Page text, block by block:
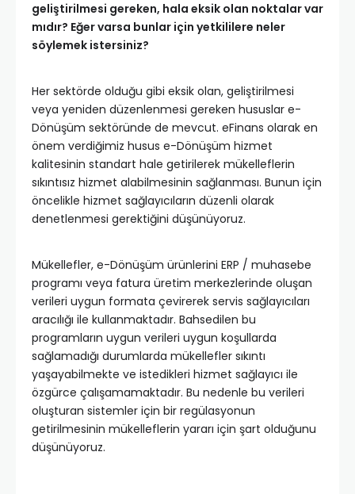
geliştirilmesi gereken, hala eksik olan noktalar var
mıdır? Eğer varsa bunlar için yetkililere neler
söylemek istersiniz?
Her sektörde olduğu gibi eksik olan, geliştirilmesi
veya yeniden düzenlenmesi gereken hususlar e-
Dönüşüm sektöründe de mevcut. eFinans olarak en
önem verdiğimiz husus e-Dönüşüm hizmet
kalitesinin standart hale getirilerek mükelleflerin
sıkıntısız hizmet alabilmesinin sağlanması. Bunun için
öncelikle hizmet sağlayıcıların düzenli olarak
denetlenmesi gerektiğini düşünüyoruz.
Mükellefler, e-Dönüşüm ürünlerini ERP / muhasebe
programı veya fatura üretim merkezlerinde oluşan
verileri uygun formata çevirerek servis sağlayıcıları
aracılığı ile kullanmaktadır. Bahsedilen bu
programların uygun verileri uygun koşullarda
sağlamadığı durumlarda mükellefler sıkıntı
yaşayabilmekte ve istedikleri hizmet sağlayıcı ile
özgürce çalışamamaktadır. Bu nedenle bu verileri
oluşturan sistemler için bir regülasyonun
getirilmesinin mükelleflerin yararı için şart olduğunu
düşünüyoruz.